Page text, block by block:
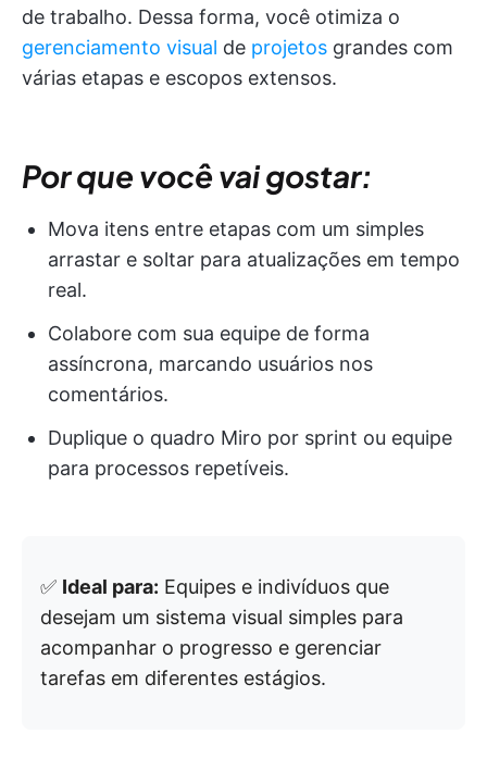
de trabalho. Dessa forma, você otimiza o
gerenciamento visual de projetos grandes com
várias etapas e escopos extensos.
Por que você vai gostar:
Mova itens entre etapas com um simples
arrastar e soltar para atualizações em tempo
real.
Colabore com sua equipe de forma
assíncrona, marcando usuários nos
comentários.
Duplique o quadro Miro por sprint ou equipe
para processos repetíveis.
✅ Ideal para: Equipes e indivíduos que
desejam um sistema visual simples para
acompanhar o progresso e gerenciar
tarefas em diferentes estágios.